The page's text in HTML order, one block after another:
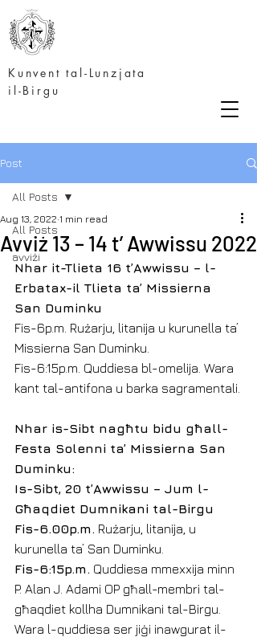
Kunvent tal-Lunzjata
il-Birgu
Post
All Posts
avviżi
All Posts
Avviż 13 – 14 t’ Awwissu 2022
Aug 13, 2022 1 min read
Nhar it-Tlieta 16 t’Awwissu – l-
Erbatax-il Tlieta ta’ Missierna
San Duminku
Fis-6p.m. Rużarju, litanija u kurunella ta’
Missierna San Duminku.
Fis-6:15p.m. Quddiesa bl-omelija. Wara
kant tal-antifona u barka sagramentali.
Nhar is-Sibt nagħtu bidu għall-
Festa Solenni ta’ Missierna San
Duminku:
Is-Sibt, 20 t’Awwissu – Jum l-
Għaqdiet Dumnikani tal-Birgu
Fis-6.00p.m. Rużarju, litanija, u
kurunella ta’ San Duminku.
Fis-6:15p.m. Quddiesa mmexxija minn
P. Alan J. Adami OP għall-membri tal-
għaqdiet kollha Dumnikani tal-Birgu.
Wara l-quddiesa ser jiġi inawgurat il-